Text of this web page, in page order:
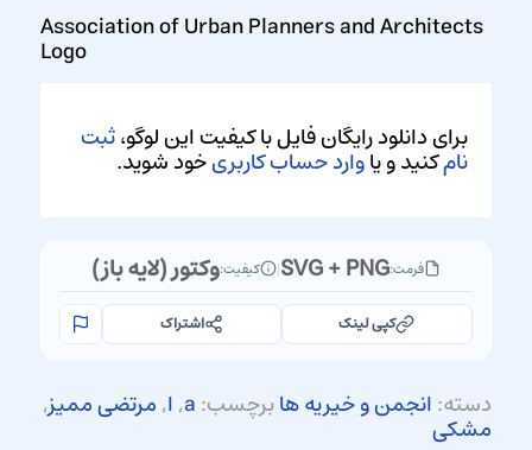
Association of Urban Planners and Architects
Logo
برای دانلود رایگان فایل با کیفیت این لوگو،ثبت
نامکنید و یاوارد حساب کاربریخود شوید.
فرمت:SVG + PNG
| کیفیت:وکتور (لایه باز)
کپی لینک اشتراک
دسته:انجمن و خیریه هابرچسب:a
,ا,مرتضی ممیز,
مشکی